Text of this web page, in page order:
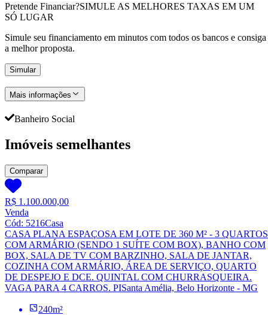
Pretende Financiar?SIMULE AS MELHORES TAXAS EM UM
SÓ LUGAR
Simule seu financiamento em minutos com todos os bancos e consiga
a melhor proposta.
Simular
Mais informações
Banheiro Social
Imóveis semelhantes
Comparar
R$ 1.100.000,00
Venda
Cód: 5216Casa
CASA PLANA ESPAÇOSA EM LOTE DE 360 M² - 3 QUARTOS
COM ARMÁRIO (SENDO 1 SUÍTE COM BOX), BANHO COM
BOX, SALA DE TV COM BARZINHO, SALA DE JANTAR,
COZINHA COM ARMÁRIO, ÁREA DE SERVIÇO, QUARTO
DE DESPEJO E DCE. QUINTAL COM CHURRASQUEIRA.
VAGA PARA 4 CARROS. PISanta Amélia, Belo Horizonte - MG
240m²